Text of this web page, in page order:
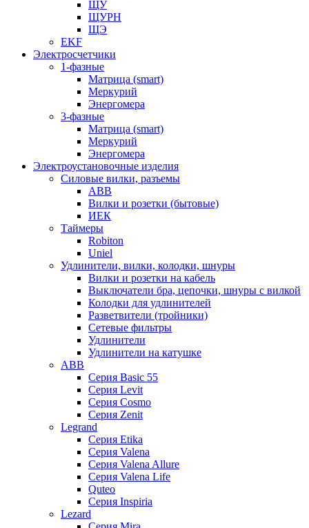
ЩУ
ЩУРН
ЩЭ
EKF
Электросчетчики
1-фазные
Матрица (smart)
Меркурий
Энергомера
3-фазные
Матрица (smart)
Меркурий
Энергомера
Электроустановочные изделия
Силовые вилки, разъемы
ABB
Вилки и розетки (бытовые)
ИЕК
Таймеры
Robiton
Uniel
Удлинители, вилки, колодки, шнуры
Вилки и розетки на кабель
Выключатели бра, цепочки, шнуры с вилкой
Колодки для удлинителей
Разветвители (тройники)
Сетевые фильтры
Удлинители
Удлинители на катушке
ABB
Серия Basic 55
Серия Levit
Серия Cosmo
Серия Zenit
Legrand
Серия Etika
Серия Valena
Серия Valena Allure
Серия Valena Life
Quteo
Серия Inspiria
Lezard